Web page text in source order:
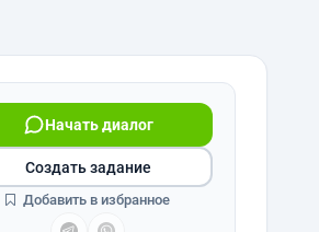
Начать диалог
Создать задание
Добавить в избранное